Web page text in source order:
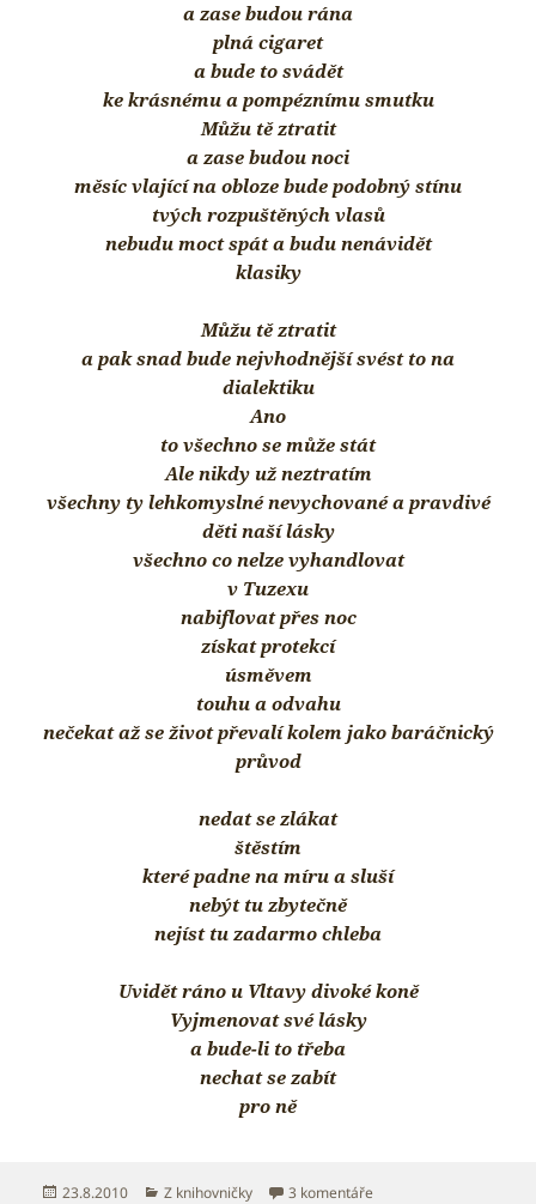
a zase budou rána
plná cigaret
a bude to svádět
ke krásnému a pompéznímu smutku
Můžu tě ztratit
a zase budou noci
měsíc vlající na obloze bude podobný stínu
tvých rozpuštěných vlasů
nebudu moct spát a budu nenávidět
klasiky
Můžu tě ztratit
a pak snad bude nejvhodnější svést to na
dialektiku
Ano
to všechno se může stát
Ale nikdy už neztratím
všechny ty lehkomyslné nevychované a pravdivé
děti naší lásky
všechno co nelze vyhandlovat
v Tuzexu
nabiflovat přes noc
získat protekcí
úsměvem
touhu a odvahu
nečekat až se život převalí kolem jako baráčnický
průvod
nedat se zlákat
štěstím
které padne na míru a sluší
nebýt tu zbytečně
nejíst tu zadarmo chleba
Uvidět ráno u Vltavy divoké koně
Vyjmenovat své lásky
a bude-li to třeba
nechat se zabít
pro ně
Publikováno:
23.8.2010 Rubriky:
Z knihovničky 3 komentářeu textu s názvem